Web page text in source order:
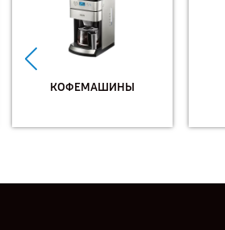
КОФЕМАШИНЫ